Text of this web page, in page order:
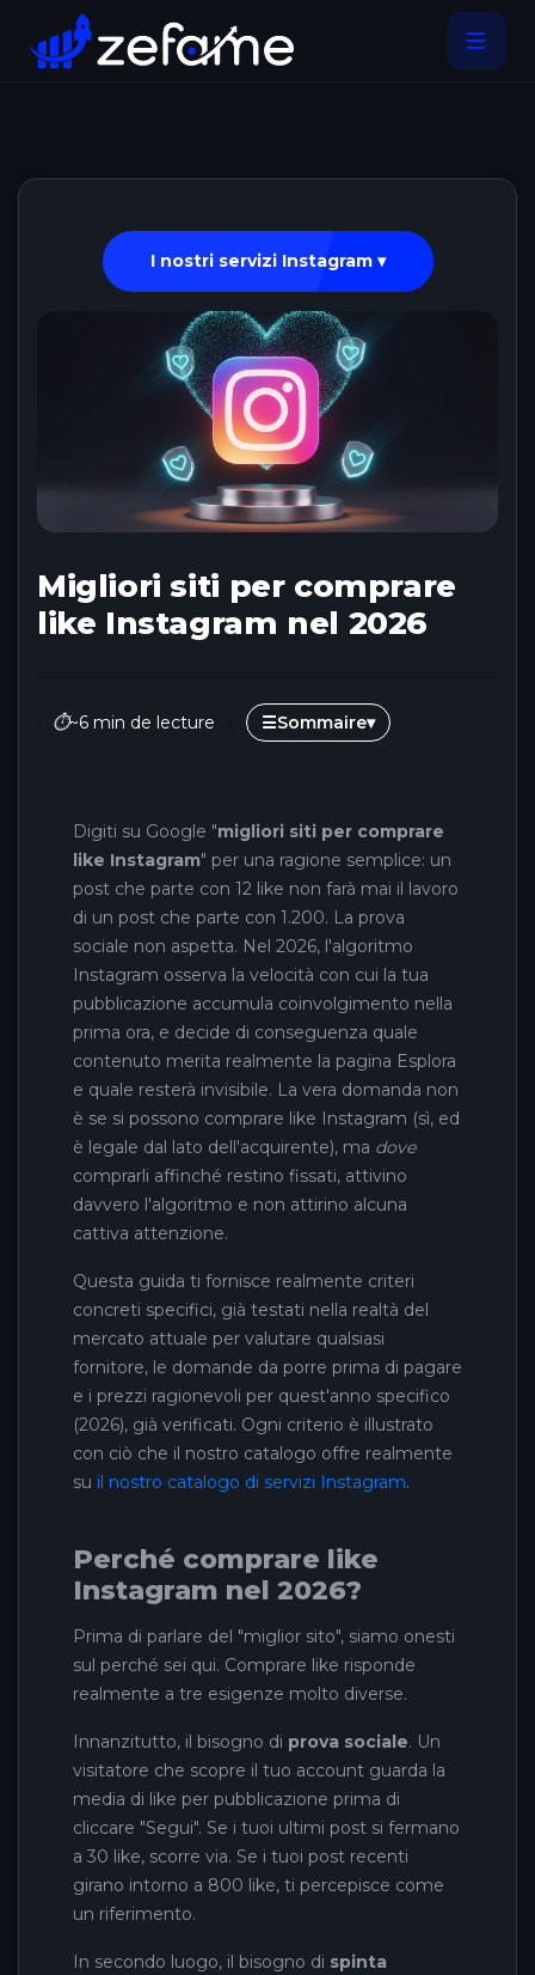
I nostri servizi Instagram ▾
Migliori siti per comprare
like Instagram nel 2026
⏱~6 min de lecture ☰Sommaire▾
Digiti su Google "migliori siti per comprare
like Instagram" per una ragione semplice: un
post che parte con 12 like non farà mai il lavoro
di un post che parte con 1.200. La prova
sociale non aspetta. Nel 2026, l'algoritmo
Instagram osserva la velocità con cui la tua
pubblicazione accumula coinvolgimento nella
prima ora, e decide di conseguenza quale
contenuto merita realmente la pagina Esplora
e quale resterà invisibile. La vera domanda non
è se si possono comprare like Instagram (sì, ed
è legale dal lato dell'acquirente), ma dove
comprarli affinché restino fissati, attivino
davvero l'algoritmo e non attirino alcuna
cattiva attenzione.
Questa guida ti fornisce realmente criteri
concreti specifici, già testati nella realtà del
mercato attuale per valutare qualsiasi
fornitore, le domande da porre prima di pagare
e i prezzi ragionevoli per quest'anno specifico
(2026), già verificati. Ogni criterio è illustrato
con ciò che il nostro catalogo offre realmente
su il nostro catalogo di servizi Instagram.
Perché comprare like
Instagram nel 2026?
Prima di parlare del "miglior sito", siamo onesti
sul perché sei qui. Comprare like risponde
realmente a tre esigenze molto diverse.
Innanzitutto, il bisogno di prova sociale. Un
visitatore che scopre il tuo account guarda la
media di like per pubblicazione prima di
cliccare "Segui". Se i tuoi ultimi post si fermano
a 30 like, scorre via. Se i tuoi post recenti
girano intorno a 800 like, ti percepisce come
un riferimento.
In secondo luogo, il bisogno di spinta